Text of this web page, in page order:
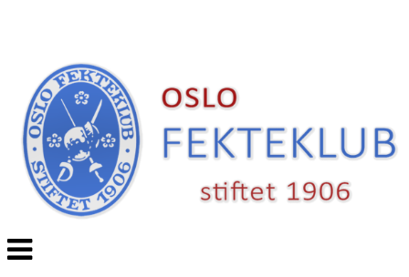
Veksle
navigasjon